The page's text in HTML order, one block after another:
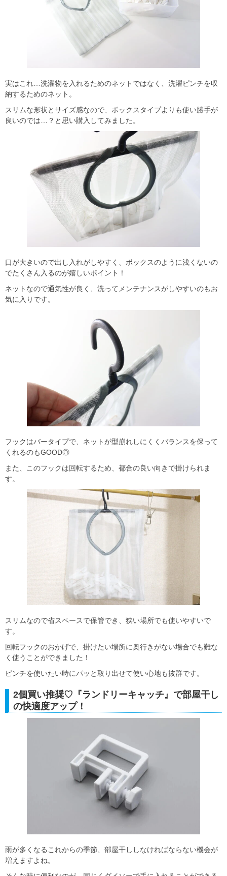
実はこれ…洗濯物を入れるためのネットではなく、洗濯ピンチを収
納するためのネット。
スリムな形状とサイズ感なので、ボックスタイプよりも使い勝手が
良いのでは…？と思い購入してみました。
口が大きいので出し入れがしやすく、ボックスのように浅くないの
でたくさん入るのが嬉しいポイント！
ネットなので通気性が良く、洗ってメンテナンスがしやすいのもお
気に入りです。
フックはバータイプで、ネットが型崩れしにくくバランスを保って
くれるのもGOOD◎
また、このフックは回転するため、都合の良い向きで掛けられま
す。
スリムなので省スペースで保管でき、狭い場所でも使いやすいで
す。
回転フックのおかげで、掛けたい場所に奥行きがない場合でも難な
く使うことができました！
ピンチを使いたい時にパッと取り出せて使い心地も抜群です。
2個買い推奨♡『ランドリーキャッチ』で部屋干し
の快適度アップ！
雨が多くなるこれからの季節、部屋干ししなければならない機会が
増えますよね。